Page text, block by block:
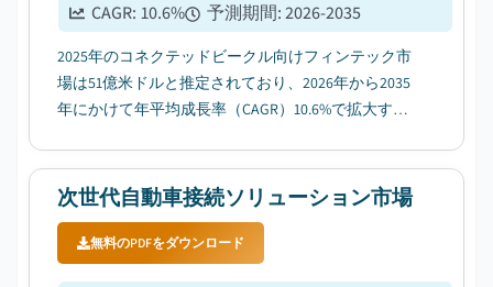
CAGR: 10.6% 予測期間:2026-2035
2025年のコネクテッドビークル向けフィンテック市
場は51億米ドルと推定されており、2026年から2035
年にかけて年平均成長率（CAGR）10.6%で拡大する
リプションモデルに注力していることだ。...
次世代自動車接続ソリューション市場
無料のPDFをダウンロード